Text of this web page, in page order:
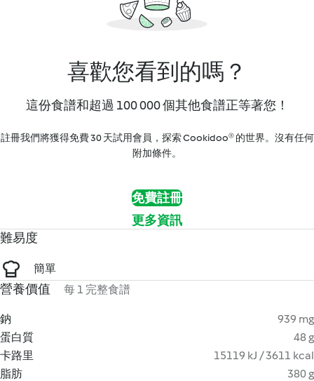
喜歡您看到的嗎？
這份食譜和超過 100 000 個其他食譜正等著您！
註冊我們將獲得免費 30 天試用會員，探索 Cookidoo® 的世界。沒有任何
附加條件。
免費註冊
更多資訊
難易度
簡單
營養價值 每 1 完整食譜
鈉
939 mg
蛋白質
48 g
卡路里
15119 kJ / 3611 kcal
脂肪
380 g